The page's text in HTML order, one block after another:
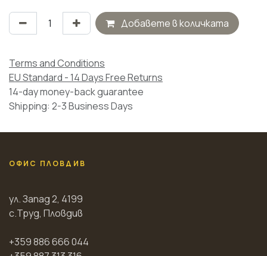
Добавете в количката
Terms and Conditions
EU Standard - 14 Days Free Returns
14-day money-back guarantee
Shipping: 2-3 Business Days
ОФИС ПЛОВДИВ
ул. Запад 2, 4199
с.Труд, Пловдив
+359 886 666 044